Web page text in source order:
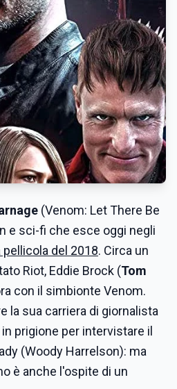
(Venom: Let There Be
e sci-fi che esce oggi negli
del 2018. Circa un
Riot, Eddie Brock (Tom
con il simbionte Venom.
la sua carriera di giornalista
prigione per intervistare il
(Woody Harrelson): ma
è anche l'ospite di un